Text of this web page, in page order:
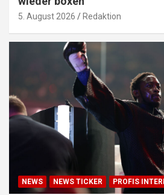
5. August 2026 Redaktion
NEWS NEWS TICKER PROFIS